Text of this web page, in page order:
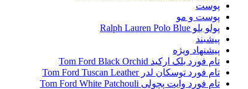
پوست
پوست و مو
پولو بلو Ralph Lauren Polo Blue
پیشبند
پیشنهاد ویژه
تام فورد بلک ارکید Tom Ford Black Orchid
تام فورد توسکان لدر Tom Ford Tuscan Leather
تام فورد وایت پچولی Tom Ford White Patchouli